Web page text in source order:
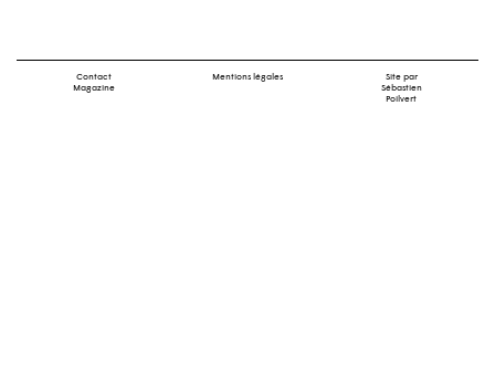
Contact
Magazine
Mentions légales
Site par
Sébastien
Poilvert